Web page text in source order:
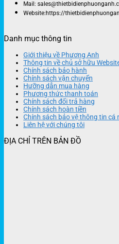
Mail:
Website:https://
Danh mục thông tin
Giới thiệu về Phương Anh
Thông tin về chủ sở hữu
Chính sách bảo hành
Chính sách vận chuyển
Hưỡng dẫn mua hàng
Phương thức thanh toán
Chính sách đổi trả hàng
Chính sách hoàn tiền
Chính sách bảo vệ thông tin cá
Liên hệ với chúng tôi
ĐỊA CHỈ TRÊN BẢN ĐỒ